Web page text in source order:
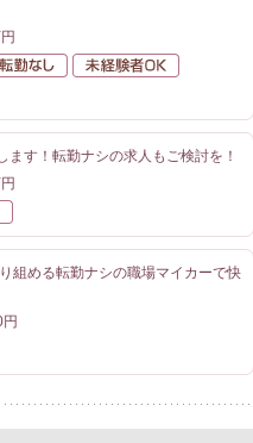
手当・支援 転勤なし
す！転勤ナシの求人もご検討を！
組める転勤ナシの職場マイカーで快